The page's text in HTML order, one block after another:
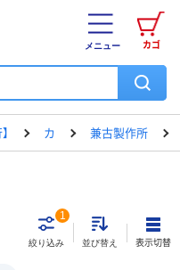
カゴ
メニュー
カ 兼古製作所
絞り込み
1
並び替え 表示切替